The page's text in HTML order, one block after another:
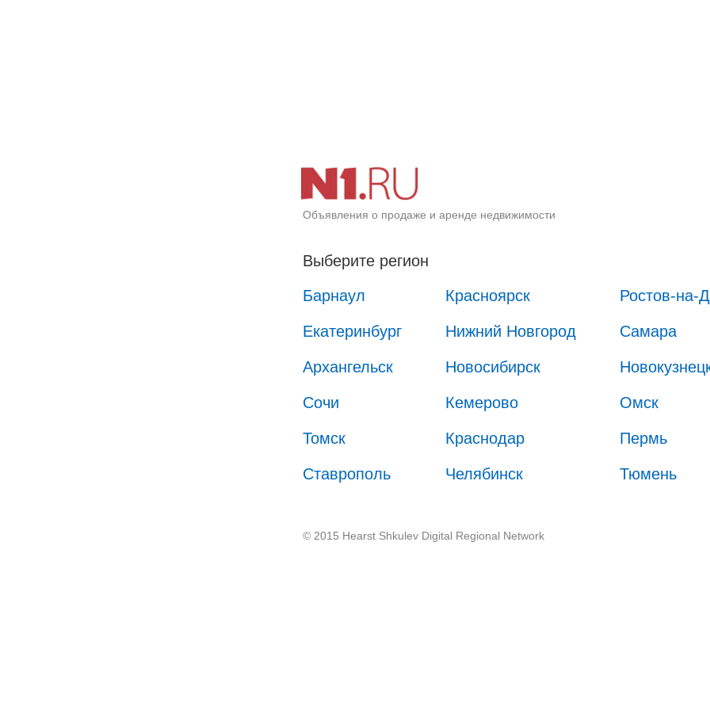
Объявления о продаже и аренде недвижимости
Выберите регион
Барнаул
Красноярск Ростов-на-
Екатеринбург Нижний Новгород Самара
Архангельск Новосибирск
Сочи Кемерово Омск
Томск Краснодар Пермь
Ставрополь Челябинск Тюмень
© 2015 Hearst Shkulev Digital Regional Network